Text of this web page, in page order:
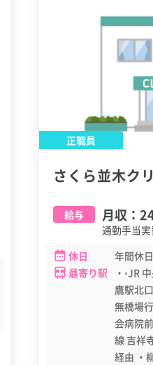
正職員
さくら並木ク
給与 月収：
通勤手当
休日
年間休
最寄り駅
・◦JR
鷹駅北
無橋場
会病院
線 吉祥
経由 ・